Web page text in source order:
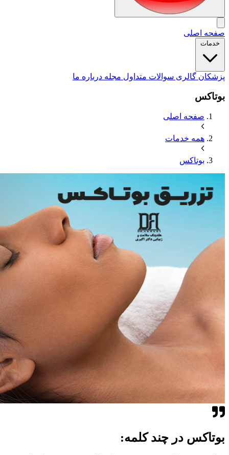
صفحه اصلی
خدمات
پزشکان گالری سوالات متداول مجله درباره ما
بوتاکس
صفحه اصلی
همه خدمات
بوتاکس
بوتاکس در چند کلمه: